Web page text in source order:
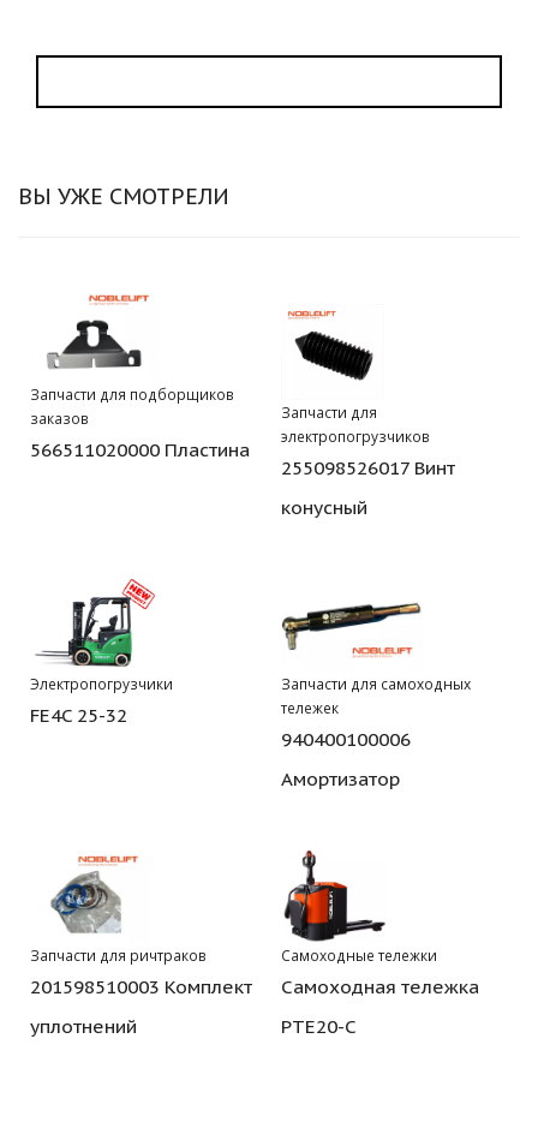
ВЫ УЖЕ СМОТРЕЛИ
Запчасти для подборщиков
заказов
566511020000 Пластина
Запчасти для
электропогрузчиков
255098526017 Винт
конусный
Электропогрузчики
FE4C 25-32
Запчасти для самоходных
тележек
940400100006
Амортизатор
Запчасти для ричтраков
201598510003 Комплект
уплотнений
Самоходные тележки
Самоходная тележка
PTE20-C